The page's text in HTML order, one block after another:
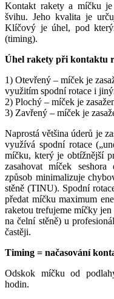
Kontakt rakety a míčku je
švihu. Jeho kvalita je
Klíčový je úhel, pod
(timing).
Úhel rakety při kontaktu
1) Otevřený – míček je
využitím spodní rotace i
2) Plochý – míček je
3) Zavřený – míček je
Naprostá většina úderů je
využívá spodní rotace
míčku, který je obtížnější
zasahovat míček
způsob minimalizuje
stěně (TINU). Spodní
předat míčku maximum
raketou trefujeme míčky
na čelní stěně) u
častěji.
Timing = načasování
Odskok míčku od
hodin.